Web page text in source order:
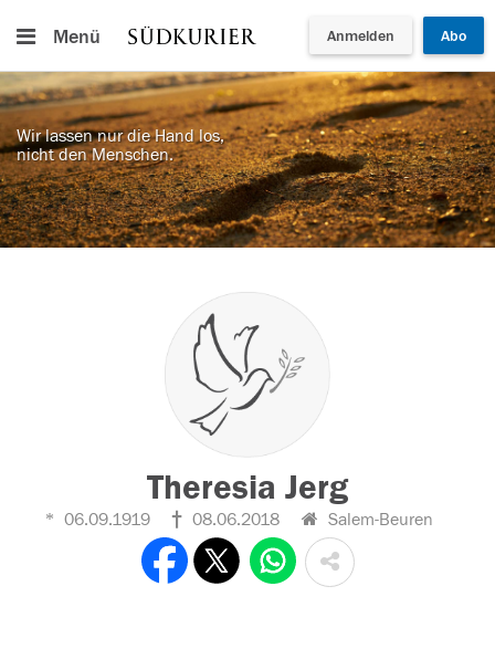
Menü Anmelden Abo
Wir lassen nur die Hand los,
nicht den Menschen.
Theresia Jerg
06.09.1919 08.06.2018 Salem-Beuren